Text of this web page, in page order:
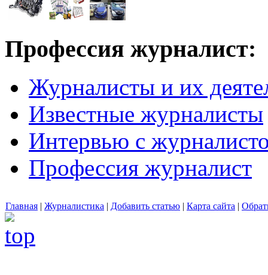
Профессия журналист:
Журналисты и их
Известные журналисты
Интервью с
Профессия журналист
Главная | Журналистика | Добавить статью | Карта сайта |